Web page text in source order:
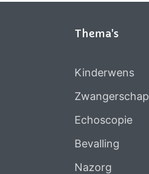
Thema's
Kinderwens
Zwangerschap
Echoscopie
Bevalling
Nazorg